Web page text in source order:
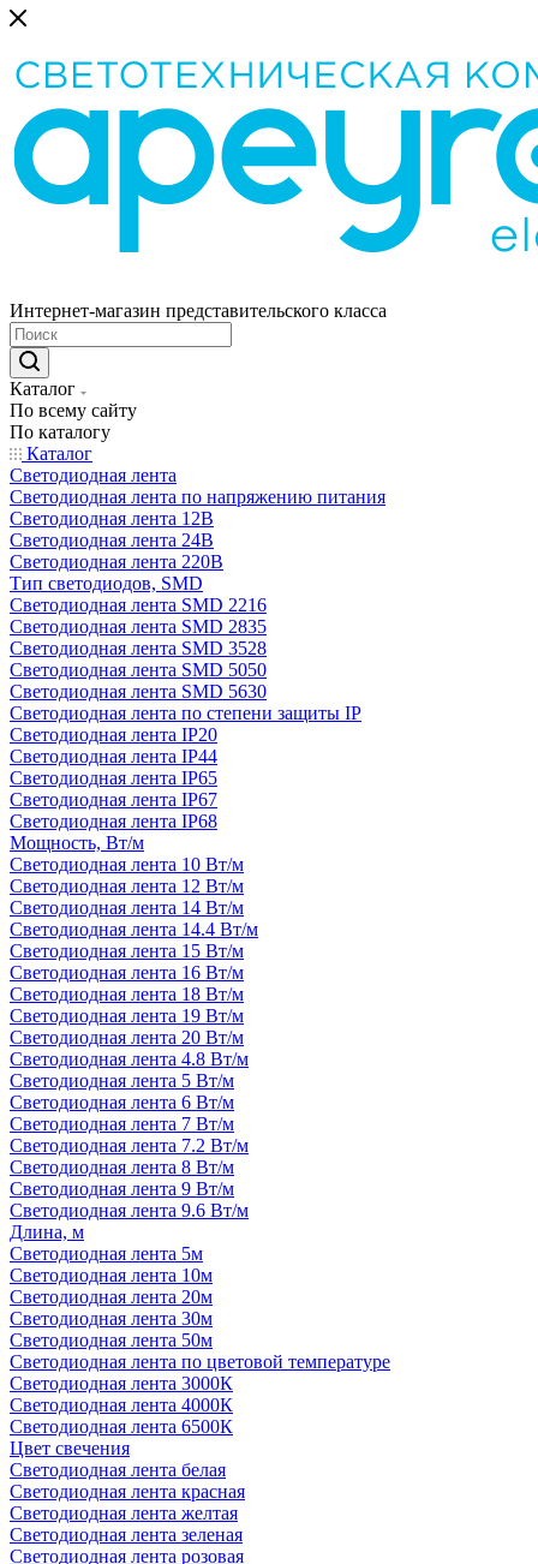
Интернет-магазин представительского класса
Каталог
По всему сайту
По каталогу
Каталог
Светодиодная лента
Светодиодная лента по напряжению питания
Светодиодная лента 12В
Светодиодная лента 24В
Светодиодная лента 220В
Тип светодиодов, SMD
Cветодиодная лента SMD 2216
Светодиодная лента SMD 2835
Светодиодная лента SMD 3528
Светодиодная лента SMD 5050
Светодиодная лента SMD 5630
Светодиодная лента по степени защиты IP
Светодиодная лента IP20
Светодиодная лента IP44
Светодиодная лента IP65
Светодиодная лента IP67
Светодиодная лента IP68
Мощность, Вт/м
Светодиодная лента 10 Вт/м
Светодиодная лента 12 Вт/м
Светодиодная лента 14 Вт/м
Светодиодная лента 14.4 Вт/м
Светодиодная лента 15 Вт/м
Светодиодная лента 16 Вт/м
Светодиодная лента 18 Вт/м
Светодиодная лента 19 Вт/м
Светодиодная лента 20 Вт/м
Светодиодная лента 4.8 Вт/м
Светодиодная лента 5 Вт/м
Светодиодная лента 6 Вт/м
Светодиодная лента 7 Вт/м
Светодиодная лента 7.2 Вт/м
Светодиодная лента 8 Вт/м
Светодиодная лента 9 Вт/м
Светодиодная лента 9.6 Вт/м
Длина, м
Светодиодная лента 5м
Светодиодная лента 10м
Светодиодная лента 20м
Светодиодная лента 30м
Светодиодная лента 50м
Светодиодная лента по цветовой температуре
Светодиодная лента 3000К
Светодиодная лента 4000К
Светодиодная лента 6500К
Цвет свечения
Светодиодная лента белая
Светодиодная лента красная
Светодиодная лента желтая
Светодиодная лента зеленая
Светодиодная лента розовая